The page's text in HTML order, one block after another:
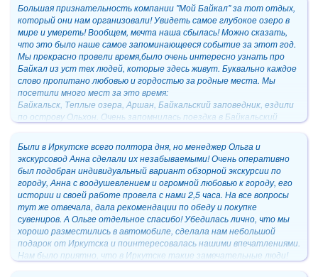
Большая признательность компании "Мой Байкал" за тот отдых,
который они нам организовали! Увидеть самое глубокое озеро в
мире и умереть! Вообщем, мечта наша сбылась! Можно сказать,
что это было наше самое запоминающееся событие за этот год.
Мы прекрасно провели время,было очень интересно узнать про
Байкал из уст тех людей, которые здесь живут. Буквально каждое
слово пропитано любовью и гордостью за родные места. Мы
посетили много мест за это время:
Байкальск, Теплые озера, Аршан, Байкальский заповедник, ездили
по острову Ольхон. Очень запомнилась поездка в Байкальский
нашего отпуска. Спасибо Вам еще раз! Вы подарили нам сказку.
Были в Иркутске всего полтора дня, но менеджер Ольга и
экскурсовод Анна сделали их незабываемыми! Очень оперативно
был подобран индивидуальный вариант обзорной экскурсии по
городу, Анна с воодушевлением и огромной любовью к городу, его
истории и своей работе провела с нами 2,5 часа. На все вопросы
тут же отвечала, дала рекомендации по обеду и покупке
сувениров. А Ольге отдельное спасибо! Убедилась лично, что мы
хорошо разместились в автомобиле, сделала нам небольшой
подарок от Иркутска и поинтересовалась нашими впечатлениями.
Нам было приятно, что в Иркутске такие замечательные люди!